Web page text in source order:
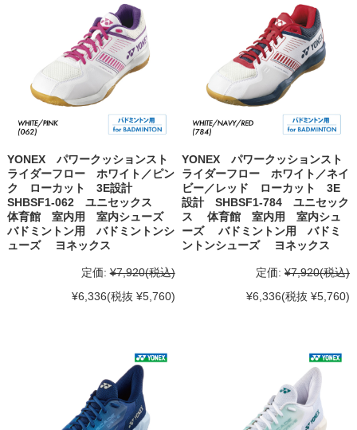
YONEX パワークッションスト
ライダーフロー ホワイト／ピン
ク ローカット 3E設計
SHBSF1-062 ユニセックス
体育館 室内用 室内シューズ
バドミントン用 バドミントンシ
ューズ ヨネックス
定価: ¥7,920(税込)
¥6,336(税抜 ¥5,760)
YONEX パワークッションスト
ライダーフロー ホワイト／ネイ
ビー／レッド ローカット 3E
設計 SHBSF1-784 ユニセック
ス 体育館 室内用 室内シュ
ーズ バドミントン用 バドミ
ントンシューズ ヨネックス
定価: ¥7,920(税込)
¥6,336(税抜 ¥5,760)